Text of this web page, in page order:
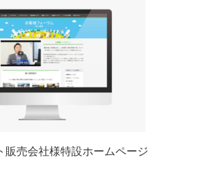
販売会社様特設ホームページ